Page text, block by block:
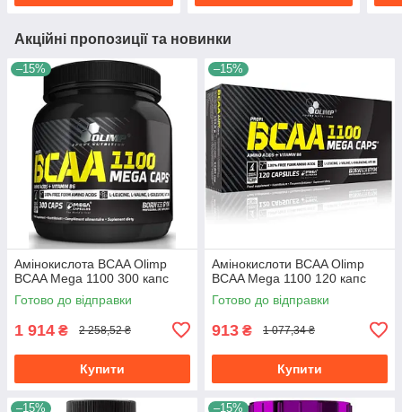
Акційні пропозиції та новинки
–15%
Амінокислота BCAA Olimp
BCAA Mega 1100 300 капс
Готово до відправки
1 914 ₴ 2 258,52 ₴
Купити
–15%
Амінокислоти BCAA Olimp
BCAA Mega 1100 120 капс
Готово до відправки
913 ₴ 1 077,34 ₴
Купити
–15% –15%